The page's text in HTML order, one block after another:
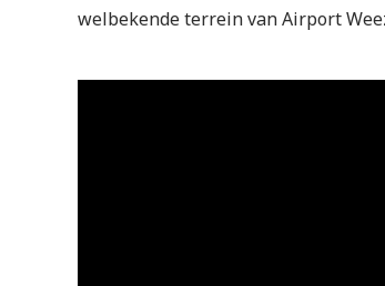
welbekende terrein van Airport